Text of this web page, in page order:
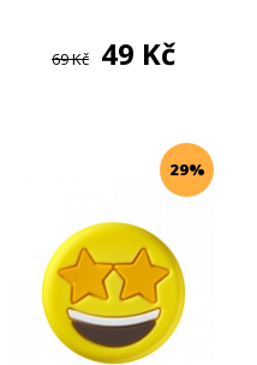
69 Kč 49 Kč
29%